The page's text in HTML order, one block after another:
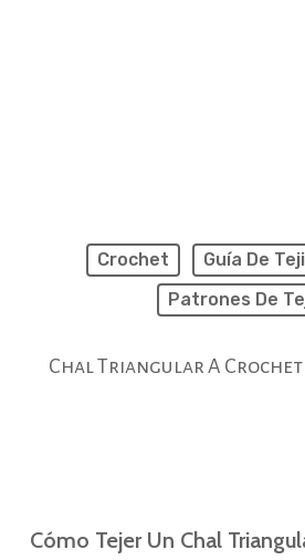
Crochet
Guía De
Patrones De
Chal Triangular A Crochet
Cómo Tejer Un Chal